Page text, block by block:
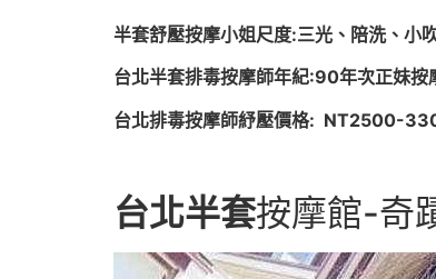
半套舒壓按摩小姐尺度:三光、陪洗、小
台北半套排毒按摩師年紀:90年次正妹按
台北排毒按摩師紓壓價格: NT2500-
台北半套按摩館-奇